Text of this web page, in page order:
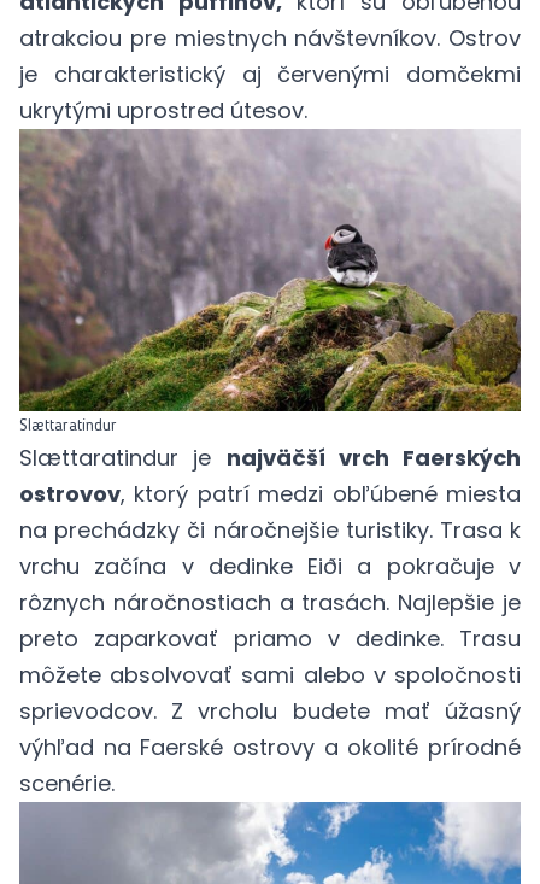
atrakciou pre miestnych návštevníkov. Ostrov
je charakteristický aj červenými domčekmi
ukrytými uprostred útesov.
Slættaratindur
Slættaratindur je najväčší vrch Faerských
ostrovov, ktorý patrí medzi obľúbené miesta
na prechádzky či náročnejšie turistiky. Trasa k
vrchu začína v dedinke Eiði a pokračuje v
rôznych náročnostiach a trasách. Najlepšie je
preto zaparkovať priamo v dedinke. Trasu
môžete absolvovať sami alebo v spoločnosti
sprievodcov. Z vrcholu budete mať úžasný
výhľad na Faerské ostrovy a okolité prírodné
scenérie.